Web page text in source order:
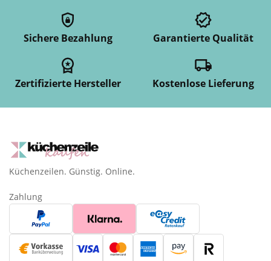
Sichere Bezahlung Garantierte Qualität
Zertifizierte Hersteller Kostenlose Lieferung
Küchenzeilen. Günstig. Online.
Zahlung